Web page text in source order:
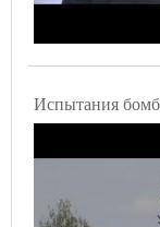
Испытания